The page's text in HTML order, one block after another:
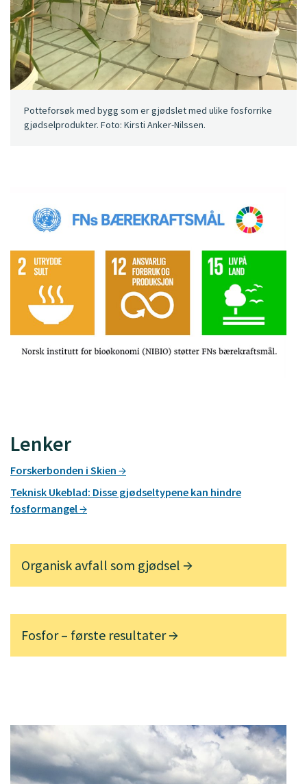
Potteforsøk med bygg som er gjødslet med ulike fosforrike
gjødselprodukter. Foto: Kirsti Anker-Nilssen.
Lenker
Forskerbonden i Skien
Teknisk Ukeblad: Disse gjødseltypene kan hindre
fosformangel
Organisk avfall som gjødsel
Fosfor – første resultater